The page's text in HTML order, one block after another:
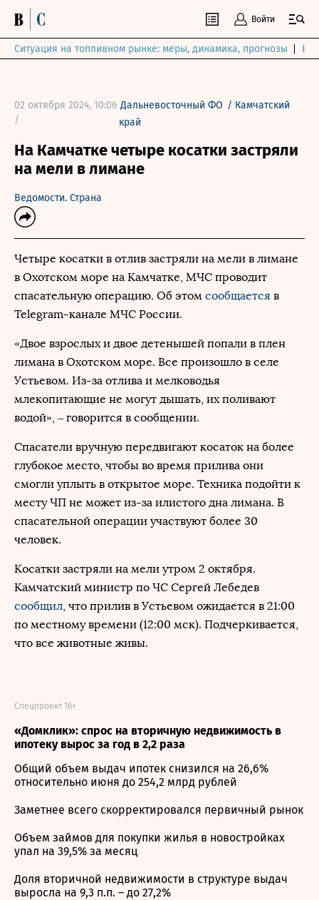
Войти
Ситуация на топливном рынке: меры, динамика, прогнозы
02 октября 2024, 10:06
/
Дальневосточный ФО / Камчатский
край
На Камчатке четыре косатки застряли
на мели в лимане
Ведомости. Страна
Четыре косатки в отлив застряли на мели в лимане
в Охотском море на Камчатке, МЧС проводит
спасательную операцию. Об этом сообщается в
Telegram-канале МЧС России.
«Двое взрослых и двое детенышей попали в плен
лимана в Охотском море. Все произошло в селе
Устьевом. Из-за отлива и мелководья
млекопитающие не могут дышать, их поливают
водой», – говорится в сообщении.
Спасатели вручную передвигают косаток на более
глубокое место, чтобы во время прилива они
смогли уплыть в открытое море. Техника подойти к
месту ЧП не может из-за илистого дна лимана. В
спасательной операции участвуют более 30
человек.
Косатки застряли на мели утром 2 октября.
Камчатский министр по ЧС Сергей Лебедев
сообщил, что прилив в Устьевом ожидается в 21:00
по местному времени (12:00 мск). Подчеркивается,
что все животные живы.
«Домклик»: спрос на вторичную недвижимость в
ипотеку вырос за год в 2,2 раза
Спецпроект 16+
Общий объем выдач ипотек снизился на 26,6%
относительно июня до 254,2 млрд рублей
Заметнее всего скорректировался первичный рынок
Объем займов для покупки жилья в новостройках
упал на 39,5% за месяц
Доля вторичной недвижимости в структуре выдач
выросла на 9,3 п.п. – до 27,2%